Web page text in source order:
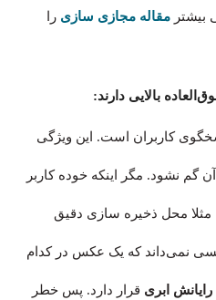
بیشتر مقاله مجازی سازی را
کاربران است. این ویژگی
نشود. مگر اینکه خوده کاربر
محل ذخیره سازی دقیق
نمی‌داند که یک عکس در کدام
ابری قرار دارد. پس خطر